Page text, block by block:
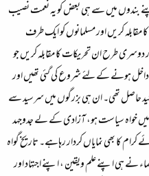
بندوں میں سے ہی بعض کو یہ نعمت نصیب
مقابلہ کریں اور مسلمانوں کو ایک طرف
دوسری طرح ان تحریکات کا مقابلہ کریں جو
ہونے کے لئے شروع کی گئی تھیں اور
حاصل تھی۔ ان ہی بزرگوں میں سرسید سے
خواہ سیاست ہو، آزادی کے لے جدوجہد
کا بھی نمایاں کردار رہاہے۔ تاریخ گواہ
نے ہی اپنے علم ویقین ، اپنے اجتہاد اور